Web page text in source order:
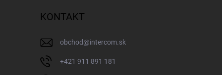
KONTAKT
obchod@intercom.sk
+421 911 891 181